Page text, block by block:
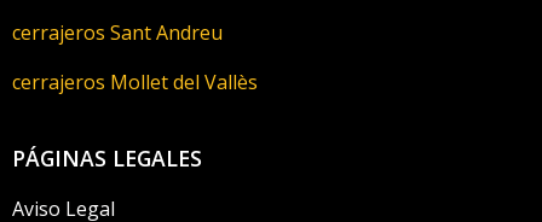
cerrajeros Sant Andreu
cerrajeros Mollet del Vallès
PÁGINAS LEGALES
Aviso Legal